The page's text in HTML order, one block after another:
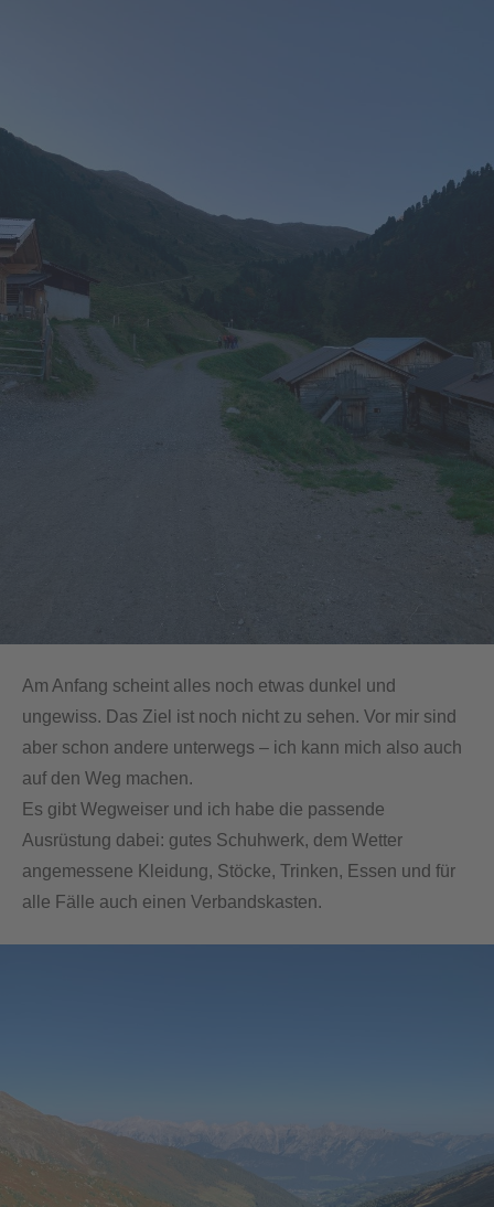
Am Anfang scheint alles noch etwas dunkel und
ungewiss. Das Ziel ist noch nicht zu sehen. Vor mir sind
aber schon andere unterwegs – ich kann mich also auch
auf den Weg machen.
Es gibt Wegweiser und ich habe die passende
Ausrüstung dabei: gutes Schuhwerk, dem Wetter
angemessene Kleidung, Stöcke, Trinken, Essen und für
alle Fälle auch einen Verbandskasten.